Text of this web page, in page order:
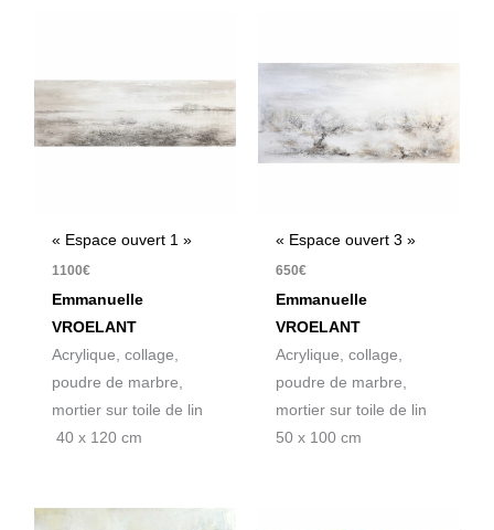
« Espace ouvert 1 »
1100€
Emmanuelle
VROELANT
Acrylique, collage,
poudre de marbre,
mortier sur toile de lin
40 x 120 cm
« Espace ouvert 3 »
650€
Emmanuelle
VROELANT
Acrylique, collage,
poudre de marbre,
mortier sur toile de lin
50 x 100 cm